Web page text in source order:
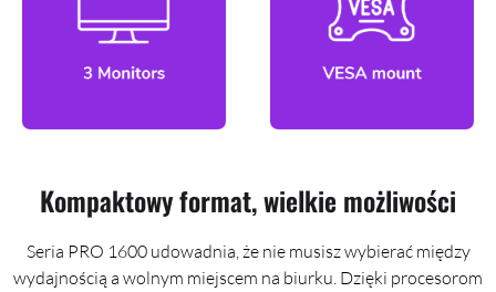
Kompaktowy format, wielkie możliwości
Seria PRO 1600 udowadnia, że nie musisz wybierać między
wydajnością a wolnym miejscem na biurku. Dzięki procesorom